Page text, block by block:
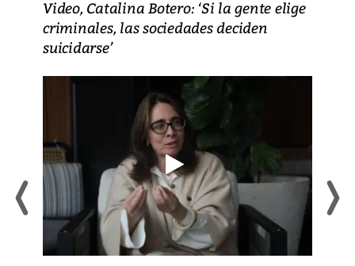
Video, Catalina Botero: ‘Si la gente elige
criminales, las sociedades deciden
suicidarse’